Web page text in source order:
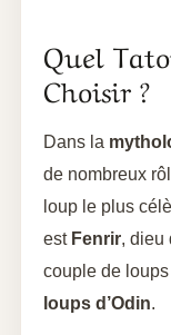
Quel
Choisir ?
Dans la
de nombreux
loup le plus
est Fenrir, dieu
couple de
loups d’Odin.